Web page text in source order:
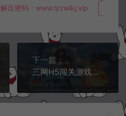
压密码：www.lyzwlkj.vip
下一篇：
三网H5闯关游戏【火柴人三国H5】12月最新整理Linux手工服务端+Win一键服务端+解压即玩+简易安卓客户端+详细搭建教程